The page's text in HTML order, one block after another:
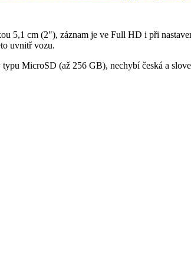
5,1 cm (2"), záznam je ve Full HD i při
uvnitř vozu.
MicroSD (až 256 GB), nechybí česká a